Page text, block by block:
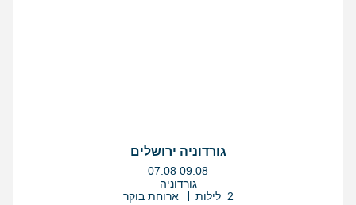
גורדוניה ירושלים
בין
התאריכים,
07.08 09.08
גורדוניה
2 לילות
ארוחת בוקר